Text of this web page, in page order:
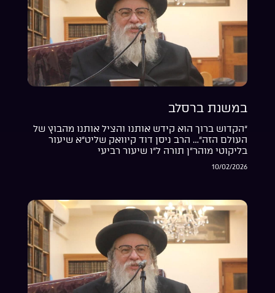
במשנת ברסלב
“הקדוש ברוך הוא קידש אותנו והציל אותנו מהבוץ של
העולם הזה”… הרב ניסן דוד קיוואק שליט”א שיעור
בליקוטי מוהר”ן תורה ל”ו שיעור רביעי
10/02/2026